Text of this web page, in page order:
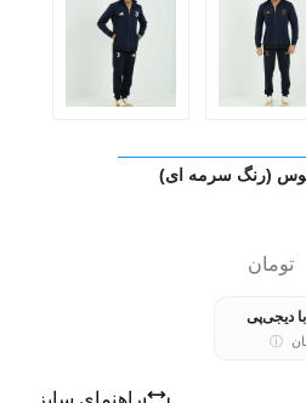
(رنگ سرمه ای)
تومان
ⓘ